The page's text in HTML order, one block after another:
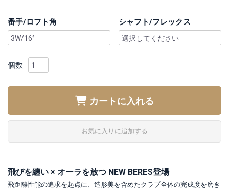
番手/ロフト角 シャフト/フレックス
個数
カートに入れる
お気に入りに追加する
飛びを纏い × オーラを放つ NEW BERES登場
飛距離性能の追求を起点に、造形美を含めたクラブ全体の完成度を磨き